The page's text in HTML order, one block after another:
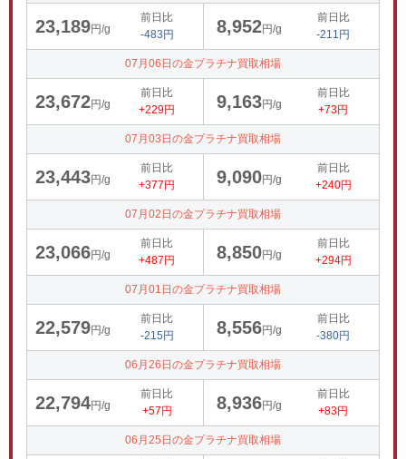
23,189円/g
前日比
-483円
8,952円/g
前日比
-211円
07月06日の金プラチナ買取相場
23,672円/g
前日比
+229円
9,163円/g
前日比
+73円
07月03日の金プラチナ買取相場
23,443円/g
前日比
+377円
9,090円/g
前日比
+240円
07月02日の金プラチナ買取相場
23,066円/g
前日比
+487円
8,850円/g
前日比
+294円
07月01日の金プラチナ買取相場
22,579円/g
前日比
-215円
8,556円/g
前日比
-380円
06月26日の金プラチナ買取相場
22,794円/g
前日比
+57円
8,936円/g
前日比
+83円
06月25日の金プラチナ買取相場